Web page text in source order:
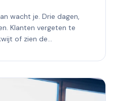
wacht je. Drie dagen,
Klanten vergeten te
of zien de...